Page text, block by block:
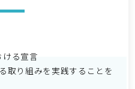
る宣言
取り組みを実践することを